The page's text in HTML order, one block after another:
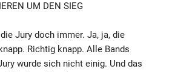
UM DEN SIEG
Jury doch immer. Ja, ja, die
Richtig knapp. Alle Bands
wurde sich nicht einig. Und das